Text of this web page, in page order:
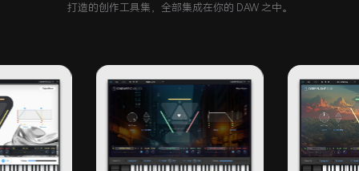
打造的创作工具集，全部集成在你的 DAW 之中。